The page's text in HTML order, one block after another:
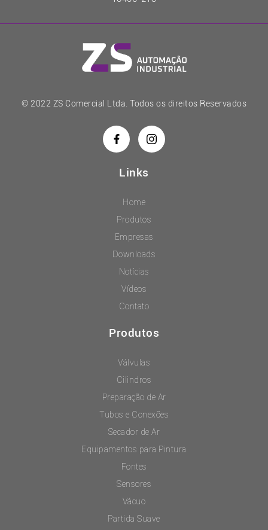
© 2022 ZS Comercial Ltda. Todos os direitos Reservados
Links
Home
Produtos
Empresas
Downloads
Notícias
Vídeos
Contato
Produtos
Válvulas
Cilindros
Preparação de Ar
Tubos e Conexões
Secador de Ar
Equipamentos para Pintura
Fontes
Sensores
Vácuo
Partida Suave